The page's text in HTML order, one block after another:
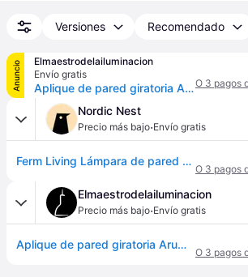
Versiones Recomendado
Anuncio
Elmaestrodelailuminacion
Envío gratis
Aplique de pared giratoria Arum, beige, 47 cm, con enchufe - ferm LIVING Arum Swivel - Sala de estar / salón - Diseño - Metal - Bombilla únicaO 3 pagos
Nordic Nest
Precio más bajo·Envío gratis
Ferm Living Lámpara de pared Arum swivel Cashmere
O 3 pagos
Elmaestrodelailuminacion
Precio más bajo·Envío gratis
Aplique de pared giratoria Arum, beige, 47 cm, con enchufe - ferm LIVING Arum Swivel - Sala de estar / salón - Diseño - Metal - Bombilla única
O 3 pagos